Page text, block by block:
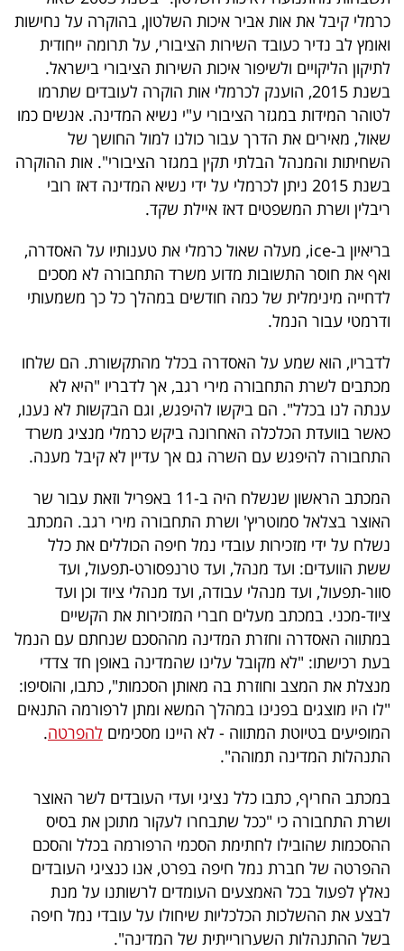
כרמלי קיבל את אות אביר איכות השלטון, בהוקרה על נחישות
ואומץ לב נדיר כעובד השירות הציבורי, על תרומה ייחודית
לתיקון הליקויים ולשיפור איכות השירות הציבורי בישראל.
בשנת 2015, הוענק לכרמלי אות הוקרה לעובדים שתרמו
לטוהר המידות במגזר הציבורי ע"י נשיא המדינה. אנשים כמו
שאול, מאירים את הדרך עבור כולנו למול החושך של
השחיתות והמנהל הבלתי תקין במגזר הציבורי". אות ההוקרה
בשנת 2015 ניתן לכרמלי על ידי נשיא המדינה דאז רובי
ריבלין ושרת המשפטים דאז איילת שקד.
בריאיון ב-ice, מעלה שאול כרמלי את טענותיו על האסדרה,
ואף את חוסר התשובות מדוע משרד התחבורה לא מסכים
לדחייה מינימלית של כמה חודשים במהלך כל כך משמעותי
ודרמטי עבור הנמל.
לדבריו, הוא שמע על האסדרה בכלל מהתקשורת. הם שלחו
מכתבים לשרת התחבורה מירי רגב, אך לדבריו "היא לא
ענתה לנו בכלל". הם ביקשו להיפגש, וגם הבקשות לא נענו,
כאשר בוועדת הכלכלה האחרונה ביקש כרמלי מנציג משרד
התחבורה להיפגש עם השרה גם אך עדיין לא קיבל מענה.
המכתב הראשון שנשלח היה ב-11 באפריל וזאת עבור שר
האוצר בצלאל סמוטריץ' ושרת התחבורה מירי רגב. המכתב
נשלח על ידי מזכירות עובדי נמל חיפה הכוללים את כלל
ששת הוועדים: ועד מנהל, ועד טרנפסורט-תפעול, ועד
סוור-תפעול, ועד מנהלי עבודה, ועד מנהלי ציוד וכן ועד
ציוד-מכני. במכתב מעלים חברי המזכירות את הקשיים
במתווה האסדרה וחזרת המדינה מההסכם שנחתם עם הנמל
בעת רכישתו: "לא מקובל עלינו שהמדינה באופן חד צדדי
מנצלת את המצב וחוזרת בה מאותן הסכמות", כתבו, והוסיפו:
"לו היו מוצגים בפנינו במהלך המשא ומתן לרפורמה התנאים
המופיעים בטיוטת המתווה - לא היינו מסכימים להפרטה.
התנהלות המדינה תמוהה".
במכתב החריף, כתבו כלל נציגי ועדי העובדים לשר האוצר
ושרת התחבורה כי "ככל שתבחרו לעקור מתוכן את בסיס
ההסכמות שהובילו לחתימת הסכמי הרפורמה בכלל והסכם
ההפרטה של חברת נמל חיפה בפרט, אנו כנציגי העובדים
נאלץ לפעול בכל האמצעים העומדים לרשותנו על מנת
לבצע את ההשלכות הכלכליות שיחולו על עובדי נמל חיפה
בשל ההתנהלות השערורייתית של המדינה".